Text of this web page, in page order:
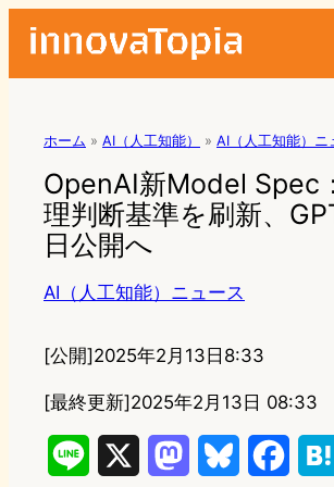
ホーム » AI（人工知能） » AI（人工知能）ニ
OpenAI新Model Spec
理判断基準を刷新、
日公開へ
AI（人工知能）ニュース
[公開]2025年2月13日8:33
[最終更新]2025年2月13日 08:33